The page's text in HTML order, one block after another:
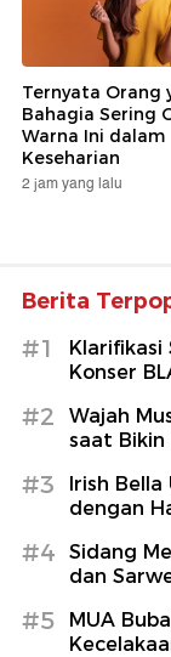
Ternyata Orang
Bahagia Sering
Warna Ini dalam
Keseharian
2 jam yang lalu
Berita
#1
Klarifikasi
Konser
#2
Wajah
saat Bikin
#3
Irish
dengan
#4
Sidang
dan
#5
MUA